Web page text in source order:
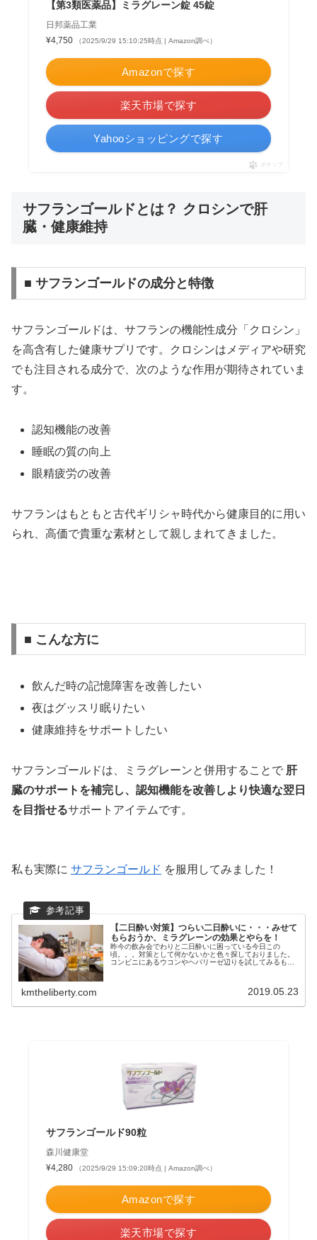
【第3類医薬品】ミラグレーン錠 45錠
日邦薬品工業
¥4,750
（2025/9/29 15:10:25時点 | Amazon調べ）
Amazonで探す
楽天市場で探す
Yahooショッピングで探す
ポチップ
サフランゴールドとは？ クロシンで肝
臓・健康維持
■ サフランゴールドの成分と特徴
サフランゴールドは、サフランの機能性成分「クロシン」
を高含有した健康サプリです。クロシンはメディアや研究
でも注目される成分で、次のような作用が期待されていま
す。
認知機能の改善
睡眠の質の向上
眼精疲労の改善
サフランはもともと古代ギリシャ時代から健康目的に用い
られ、高価で貴重な素材として親しまれてきました。
■ こんな方に
飲んだ時の記憶障害を改善したい
夜はグッスリ眠りたい
健康維持をサポートしたい
サフランゴールドは、ミラグレーンと併用することで 肝
臓のサポートを補完し、認知機能を改善しより快適な翌日
を目指せるサポートアイテムです。
私も実際に サフランゴールド を服用してみました！
【二日酔い対策】つらい二日酔いに・・・みせて
もらおうか、ミラグレーンの効果とやらを！
昨今の飲み会でわりと二日酔いに困っている今日この
頃。。。対策として何かないかと色々探しておりました。
コンビニにあるウコンやヘパリーゼ辺りを試してみるもヘ
kmtheliberty.com 2019.05.23
サフランゴールド90粒
森川健康堂
¥4,280
（2025/9/29 15:09:20時点 | Amazon調べ）
Amazonで探す
楽天市場で探す